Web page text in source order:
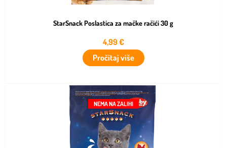
StarSnack Poslastica za mačke račići 30 g
4,99€
Pročitaj više
NEMA NA ZALIHI